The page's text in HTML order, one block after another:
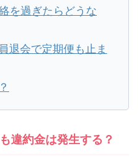
を過ぎたらどうな
退会で定期便も止ま
違約金は発生する？